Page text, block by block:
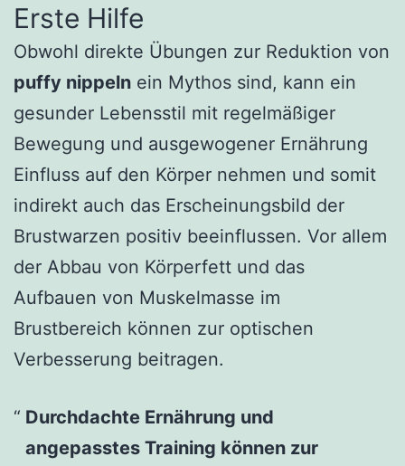
Erste Hilfe
Obwohl direkte Übungen zur Reduktion von
puffy nippeln ein Mythos sind, kann ein
gesunder Lebensstil mit regelmäßiger
Bewegung und ausgewogener Ernährung
Einfluss auf den Körper nehmen und somit
indirekt auch das Erscheinungsbild der
Brustwarzen positiv beeinflussen. Vor allem
der Abbau von Körperfett und das
Aufbauen von Muskelmasse im
Brustbereich können zur optischen
Verbesserung beitragen.
Durchdachte Ernährung und
angepasstes Training können zur